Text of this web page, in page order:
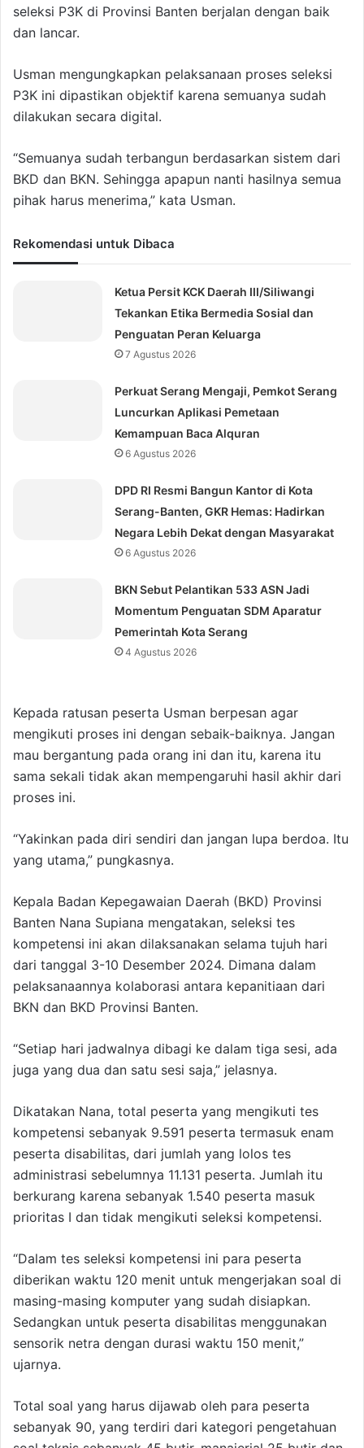
seleksi P3K di Provinsi Banten berjalan dengan baik
dan lancar.
Usman mengungkapkan pelaksanaan proses seleksi
P3K ini dipastikan objektif karena semuanya sudah
dilakukan secara digital.
“Semuanya sudah terbangun berdasarkan sistem dari
BKD dan BKN. Sehingga apapun nanti hasilnya semua
pihak harus menerima,” kata Usman.
Rekomendasi untuk Dibaca
Ketua Persit KCK Daerah III/Siliwangi
Tekankan Etika Bermedia Sosial dan
Penguatan Peran Keluarga
7 Agustus 2026
Perkuat Serang Mengaji, Pemkot Serang
Luncurkan Aplikasi Pemetaan
Kemampuan Baca Alquran
6 Agustus 2026
DPD RI Resmi Bangun Kantor di Kota
Serang-Banten, GKR Hemas: Hadirkan
Negara Lebih Dekat dengan Masyarakat
6 Agustus 2026
BKN Sebut Pelantikan 533 ASN Jadi
Momentum Penguatan SDM Aparatur
Pemerintah Kota Serang
4 Agustus 2026
Kepada ratusan peserta Usman berpesan agar
mengikuti proses ini dengan sebaik-baiknya. Jangan
mau bergantung pada orang ini dan itu, karena itu
sama sekali tidak akan mempengaruhi hasil akhir dari
proses ini.
“Yakinkan pada diri sendiri dan jangan lupa berdoa. Itu
yang utama,” pungkasnya.
Kepala Badan Kepegawaian Daerah (BKD) Provinsi
Banten Nana Supiana mengatakan, seleksi tes
kompetensi ini akan dilaksanakan selama tujuh hari
dari tanggal 3-10 Desember 2024. Dimana dalam
pelaksanaannya kolaborasi antara kepanitiaan dari
BKN dan BKD Provinsi Banten.
“Setiap hari jadwalnya dibagi ke dalam tiga sesi, ada
juga yang dua dan satu sesi saja,” jelasnya.
Dikatakan Nana, total peserta yang mengikuti tes
kompetensi sebanyak 9.591 peserta termasuk enam
peserta disabilitas, dari jumlah yang lolos tes
administrasi sebelumnya 11.131 peserta. Jumlah itu
berkurang karena sebanyak 1.540 peserta masuk
prioritas I dan tidak mengikuti seleksi kompetensi.
“Dalam tes seleksi kompetensi ini para peserta
diberikan waktu 120 menit untuk mengerjakan soal di
masing-masing komputer yang sudah disiapkan.
Sedangkan untuk peserta disabilitas menggunakan
sensorik netra dengan durasi waktu 150 menit,”
ujarnya.
Total soal yang harus dijawab oleh para peserta
sebanyak 90, yang terdiri dari kategori pengetahuan